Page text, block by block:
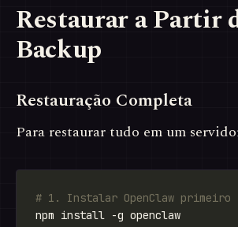
Restaurar a Partir
Backup
Restauração Completa
Para restaurar tudo em um
# 1. Instalar OpenClaw primeiro